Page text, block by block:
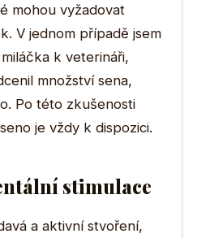
mohou vyžadovat
V jednom případě jsem
k veterináři,
množství sena,
Po této zkušenosti
je vždy k dispozici.
stimulace
a aktivní stvoření,